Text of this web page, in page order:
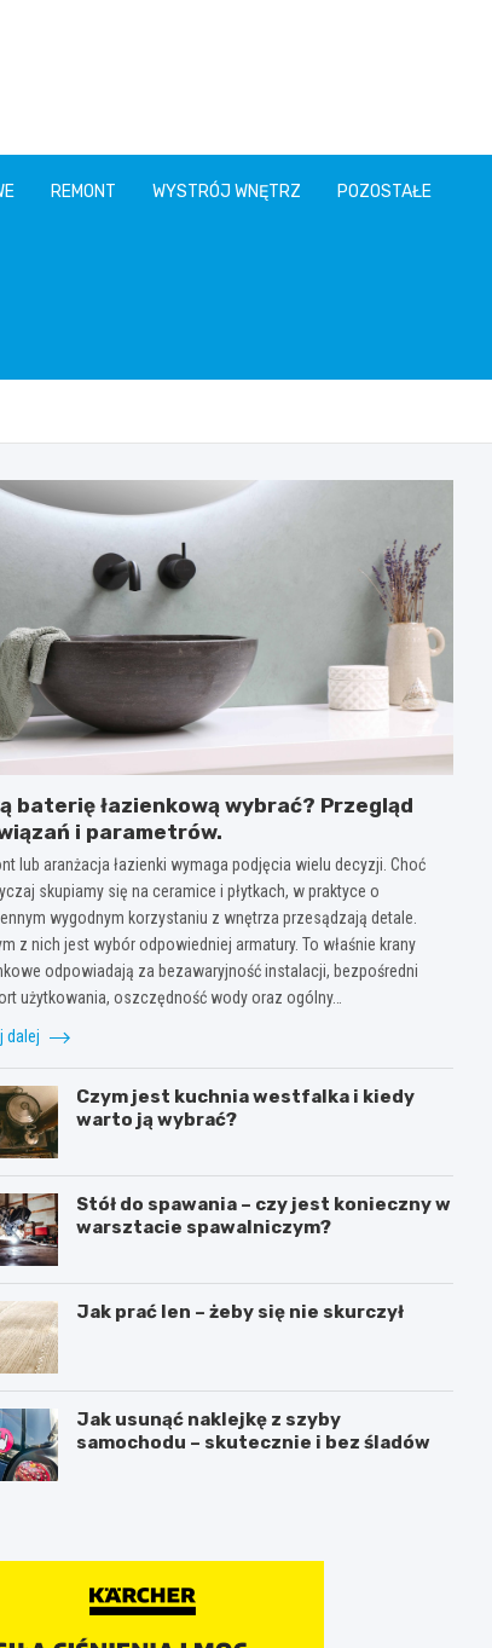
REMONT WYSTRÓJ WNĘTRZ POZOSTAŁE
baterię łazienkową wybrać? Przegląd
i parametrów.
lub aranżacja łazienki wymaga podjęcia wielu decyzji. Choć
skupiamy się na ceramice i płytkach, w praktyce o
wygodnym korzystaniu z wnętrza przesądzają detale.
z nich jest wybór odpowiedniej armatury. To właśnie krany
odpowiadają za bezawaryjność instalacji, bezpośredni
użytkowania, oszczędność wody oraz ogólny…
dalej
Czym jest kuchnia westfalka i kiedy
warto ją wybrać?
Stół do spawania – czy jest konieczny w
warsztacie spawalniczym?
Jak prać len – żeby się nie skurczył
Jak usunąć naklejkę z szyby
samochodu – skutecznie i bez śladów